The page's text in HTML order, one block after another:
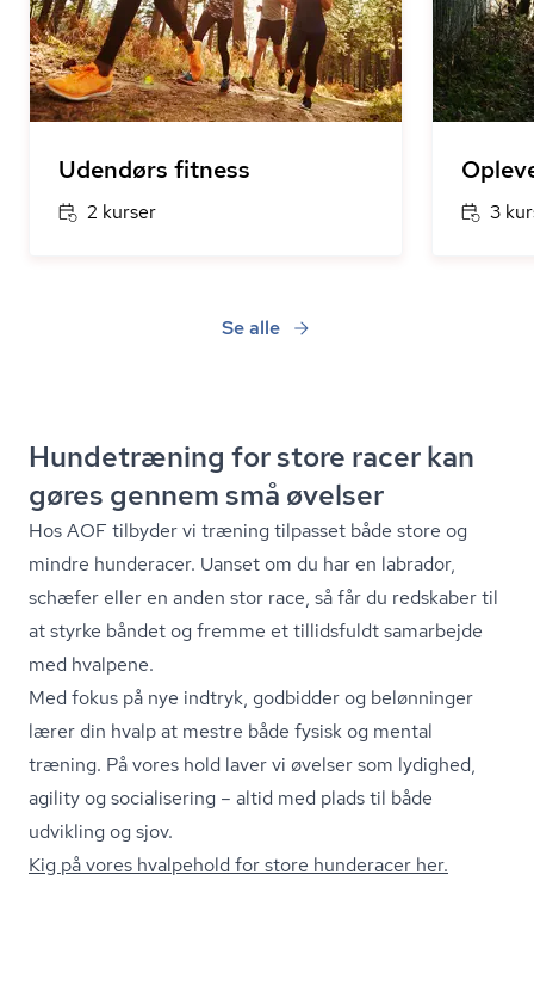
Udendørs fitness
2 kurser 3
Se alle
Hundetræning for store racer kan
gøres gennem små øvelser
Hos AOF tilbyder vi træning tilpasset både store og
mindre hunderacer. Uanset om du har en labrador,
schæfer eller en anden stor race, så får du redskaber til
at styrke båndet og fremme et tillidsfuldt samarbejde
med hvalpene.
Med fokus på nye indtryk, godbidder og belønninger
lærer din hvalp at mestre både fysisk og mental
træning. På vores hold laver vi øvelser som lydighed,
agility og socialisering – altid med plads til både
udvikling og sjov.
Kig på vores hvalpehold for store hunderacer her.